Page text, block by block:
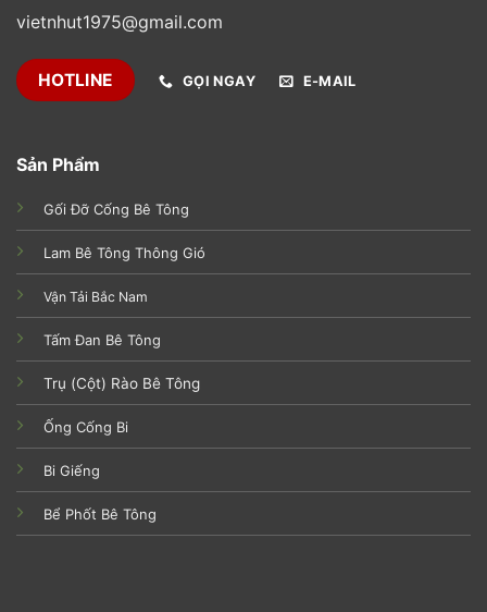
vietnhut1975@gmail.com
HOTLINE GỌI NGAY E-MAIL
Sản Phẩm
Gối Đỡ Cống Bê Tông
Lam Bê Tông Thông Gió
Vận Tải Bắc Nam
Tấm Đan Bê Tông
Trụ (Cột) Rào Bê Tông
Ống Cống Bi
Bi Giếng
Bể Phốt Bê Tông